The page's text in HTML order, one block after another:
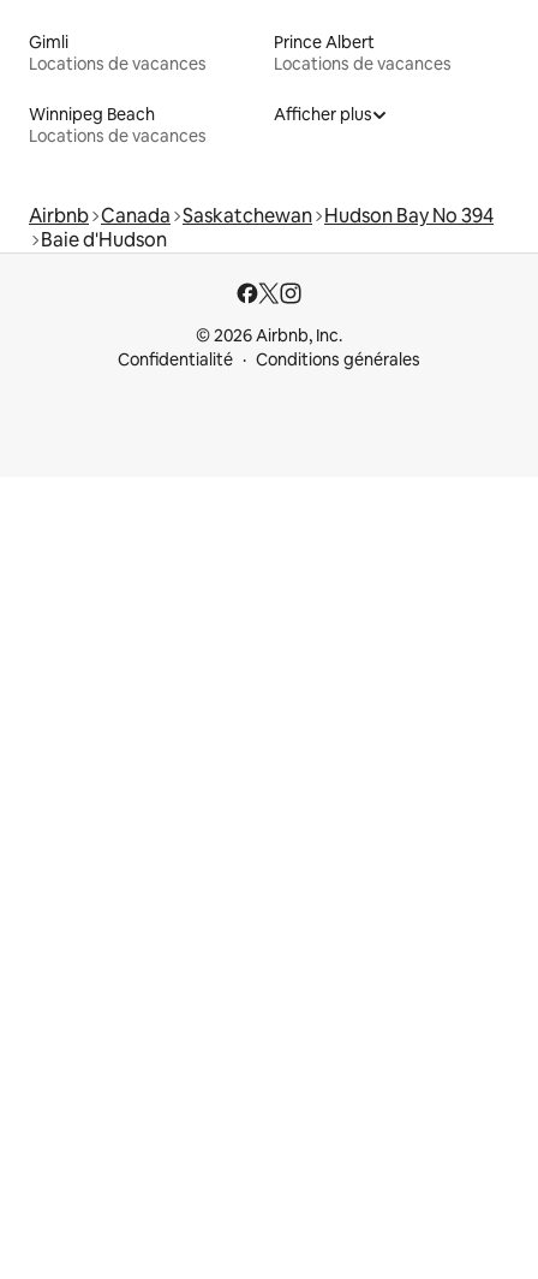
Gimli
Locations de vacances
Prince Albert
Locations de vacances
Winnipeg Beach
Locations de vacances
Afficher plus
Airbnb Canada Saskatchewan Hudson Bay No 394
Baie d'Hudson
© 2026 Airbnb, Inc.
Confidentialité
Conditions générales